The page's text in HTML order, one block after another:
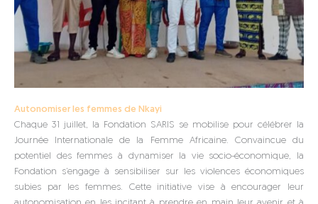
Autonomiser les femmes de Nkayi
Chaque 31 juillet, la Fondation SARIS se mobilise pour célébrer la
Journée Internationale de la Femme Africaine. Convaincue du
potentiel des femmes à dynamiser la vie socio-économique, la
Fondation s’engage à sensibiliser sur les violences économiques
subies par les femmes. Cette initiative vise à encourager leur